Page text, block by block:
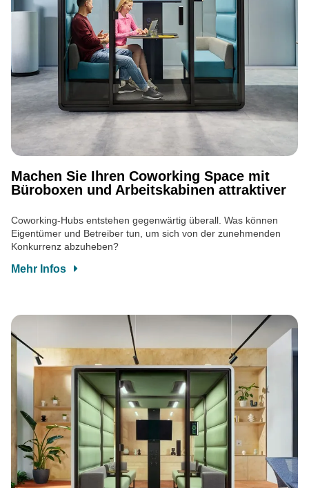
Machen Sie Ihren Coworking Space mit
Büroboxen und Arbeitskabinen attraktiver
Coworking-Hubs entstehen gegenwärtig überall. Was können
Eigentümer und Betreiber tun, um sich von der zunehmenden
Konkurrenz abzuheben?
Mehr Infos